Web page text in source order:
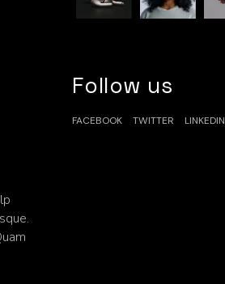
Follow us
FACEBOOK TWITTER LINKEDIN